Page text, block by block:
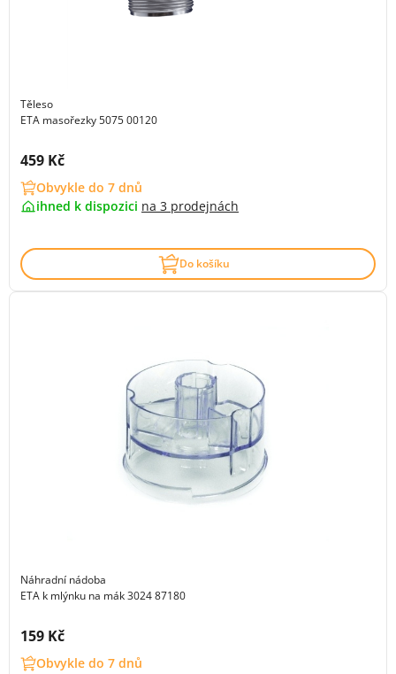
Těleso
ETA masořezky 5075 00120
Cena s DPH:
459 Kč
Obvykle do 7 dnů
ihned k dispozici na 3 prodejnách
Do košíku
Náhradní nádoba
ETA k mlýnku na mák 3024 87180
Cena s DPH:
159 Kč
Obvykle do 7 dnů